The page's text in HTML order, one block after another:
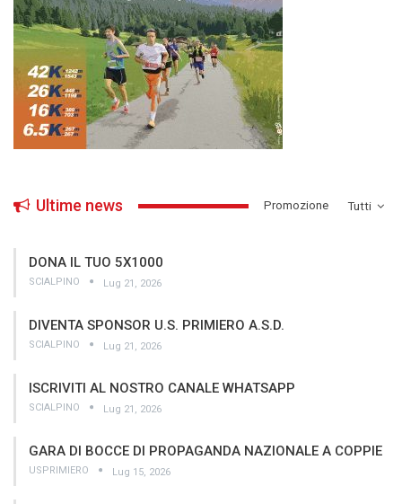
Tutti
Ultime news ­Promozione
DONA IL TUO 5X1000
SCIALPINO Lug 21, 2026
DIVENTA SPONSOR U.S. PRIMIERO A.S.D.
SCIALPINO Lug 21, 2026
ISCRIVITI AL NOSTRO CANALE WHATSAPP
SCIALPINO Lug 21, 2026
GARA DI BOCCE DI PROPAGANDA NAZIONALE A COPPIE
USPRIMIERO Lug 15, 2026